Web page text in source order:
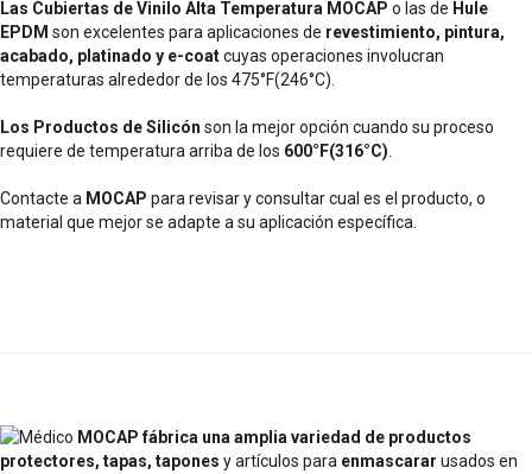
Las Cubiertas de Vinilo Alta Temperatura MOCAP o las de Hule
EPDM son excelentes para aplicaciones de revestimiento, pintura,
acabado, platinado y e-coatcuyas operaciones involucran
temperaturas alrededor de los 475°F(246°C).
Los Productos de Silicón son la mejor opción cuando su proceso
requiere de temperatura arriba de los 600°F(316°C).
Contacte a MOCAP para revisar y consultar cual es el producto, o
material que mejor se adapte a su aplicación específica.
MOCAPfábrica una amplia variedad de productos
protectores, tapas, tapones y artículos para enmascarar usados en